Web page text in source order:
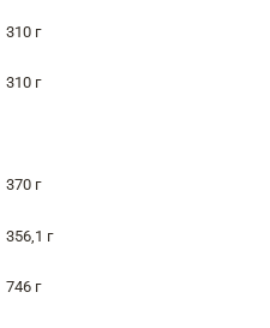
310 г
310 г
370 г
356,1 г
746 г